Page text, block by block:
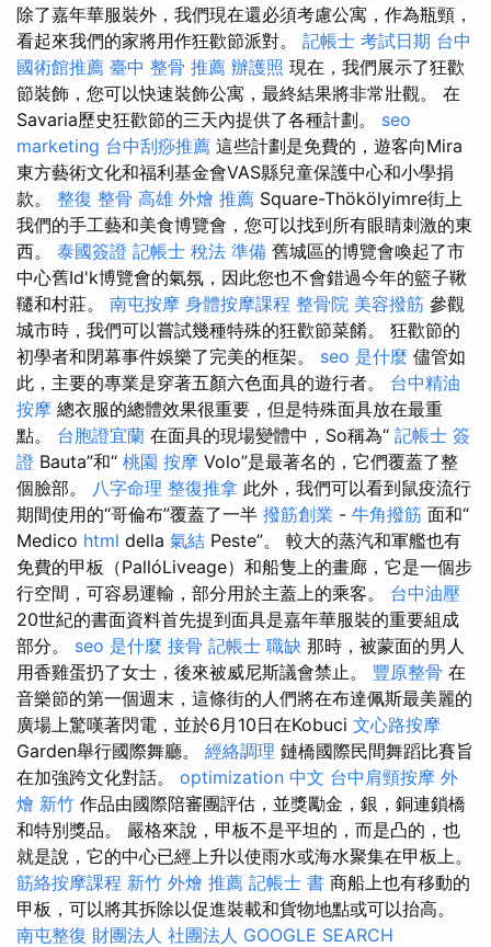
除了嘉年華服裝外，我們現在還必須考慮公寓，作為瓶頸，
看起來我們的家將用作狂歡節派對。 記帳士 考試日期 台中
國術館推薦 臺中 整骨 推薦 辦護照 現在，我們展示了狂歡
節裝飾，您可以快速裝飾公寓，最終結果將非常壯觀。 在
Savaria歷史狂歡節的三天內提供了各種計劃。 seo
marketing 台中刮痧推薦 這些計劃是免費的，遊客向Mira
東方藝術文化和福利基金會VAS縣兒童保護中心和小學捐
款。 整復 整骨 高雄 外燴 推薦 Square-Thökölyimre街上
我們的手工藝和美食博覽會，您可以找到所有眼睛刺激的東
西。 泰國簽證 記帳士 稅法 準備 舊城區的博覽會喚起了市
中心舊Id'k博覽會的氣氛，因此您也不會錯過今年的籃子鞦
韆和村莊。 南屯按摩 身體按摩課程 整骨院 美容撥筋 參觀
城市時，我們可以嘗試幾種特殊的狂歡節菜餚。 狂歡節的
初學者和閉幕事件娛樂了完美的框架。 seo 是什麼 儘管如
此，主要的專業是穿著五顏六色面具的遊行者。 台中精油
按摩 總衣服的總體效果很重要，但是特殊面具放在最重
點。 台胞證宜蘭 在面具的現場變體中，So稱為“ 記帳士 簽
證 Bauta”和“ 桃園 按摩 Volo”是最著名的，它們覆蓋了整
個臉部。 八字命理 整復推拿 此外，我們可以看到鼠疫流行
期間使用的“哥倫布”覆蓋了一半 撥筋創業 - 牛角撥筋 面和“
Medico html della 氣結 Peste”。 較大的蒸汽和軍艦也有
免費的甲板（PallóLiveage）和船隻上的畫廊，它是一個步
行空間，可容易運輸，部分用於主蓋上的乘客。 台中油壓
20世紀的書面資料首先提到面具是嘉年華服裝的重要組成
部分。 seo 是什麼 接骨 記帳士 職缺 那時，被蒙面的男人
用香雞蛋扔了女士，後來被威尼斯議會禁止。 豐原整骨 在
音樂節的第一個週末，這條街的人們將在布達佩斯最美麗的
廣場上驚嘆著閃電，並於6月10日在Kobuci 文心路按摩
Garden舉行國際舞廳。 經絡調理 鏈橋國際民間舞蹈比賽旨
在加強跨文化對話。 optimization 中文 台中肩頸按摩 外
燴 新竹 作品由國際陪審團評估，並獎勵金，銀，銅連鎖橋
和特別獎品。 嚴格來說，甲板不是平坦的，而是凸的，也
就是說，它的中心已經上升以使雨水或海水聚集在甲板上。
筋絡按摩課程 新竹 外燴 推薦 記帳士 書 商船上也有移動的
甲板，可以將其拆除以促進裝載和貨物地點或可以抬高。
南屯整復 財團法人 社團法人 GOOGLE SEARCH